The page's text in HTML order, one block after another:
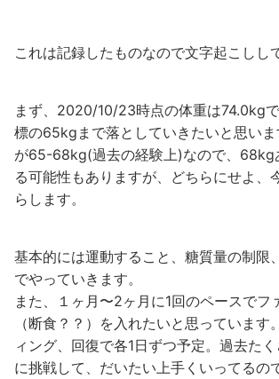
これは記録したものなので文字起こしし
まず、2020/10/23時点の体重は74.0kg
標の65kgまで落としていきたいと思い
が65-68kg(過去の経験上)なので、68kg
る可能性もありますが、どちらにせよ、
らします。
基本的には運動すること、糖質量の制限
でやっていきます。
また、１ヶ月〜2ヶ月に1回のペースでフ
（断食？？）を入れたいと思っています
ィング、回復で各1日ずつ予定。過去た
に挑戦して、だいたい上手くいってるの